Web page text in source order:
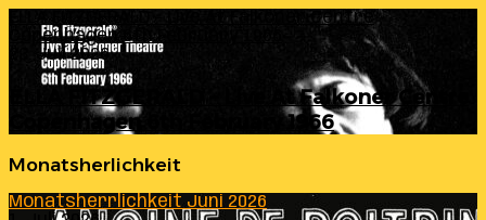
ELLA FITZGERALD – Live At Falkoner Centre
Copenhagen 6th February 1966
23. Juli 2026
ELLA FITZGERALD – Live At Falkoner Centre
Copenhagen 6th February 1966
Monatsherlichkeit
Monatsherrlichkeit Juni 2026